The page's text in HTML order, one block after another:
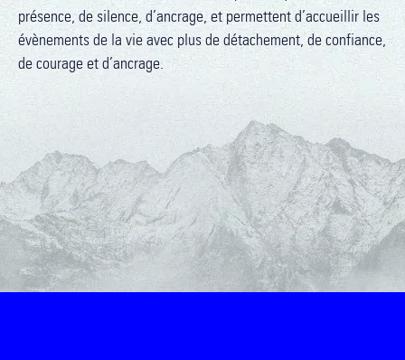
présence, de silence, d’ancrage, et permettent d’accueillir les
évènements de la vie avec plus de détachement, de confiance,
de courage et d’ancrage.